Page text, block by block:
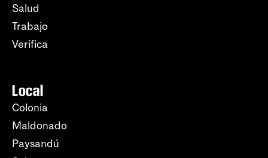
Salud
Trabajo
Verifica
Local
Colonia
Maldonado
Paysandú